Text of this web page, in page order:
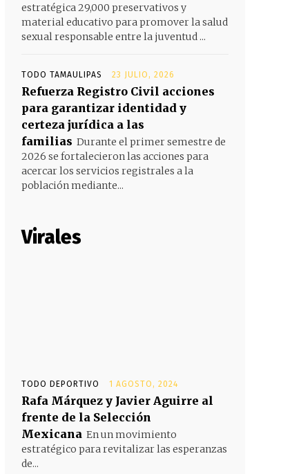
estratégica 29,000 preservativos y
material educativo para promover la salud
sexual responsable entre la juventud ...
TODO TAMAULIPAS 23 JULIO, 2026
Refuerza Registro Civil acciones
para garantizar identidad y
certeza jurídica a las
familias Durante el primer semestre de
2026 se fortalecieron las acciones para
acercar los servicios registrales a la
población mediante...
Virales
TODO DEPORTIVO 1 AGOSTO, 2024
Rafa Márquez y Javier Aguirre al
frente de la Selección
Mexicana En un movimiento
estratégico para revitalizar las esperanzas
de...